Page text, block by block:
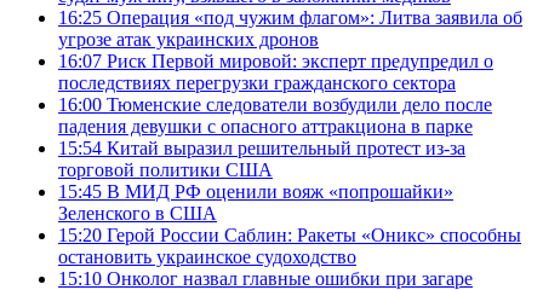
16:25 Операция «под чужим флагом»: Литва заявила об
угрозе атак украинских дронов
16:07 Риск Первой мировой: эксперт предупредил о
последствиях перегрузки гражданского сектора
16:00 Тюменские следователи возбудили дело после
падения девушки с опасного аттракциона в парке
15:54 Китай выразил решительный протест из-за
торговой политики США
15:45 В МИД РФ оценили вояж «попрошайки»
Зеленского в США
15:20 Герой России Саблин: Ракеты «Оникс» способны
остановить украинское судоходство
15:10 Онколог назвал главные ошибки при загаре